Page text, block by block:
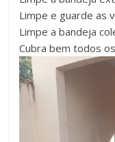
Limpe e guarde as
Limpe a bandeja
Cubra bem todos